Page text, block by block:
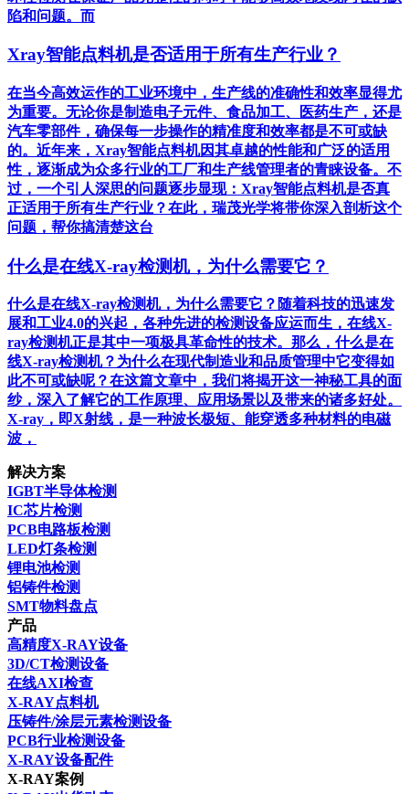
陷和问题。而
Xray智能点料机是否适用于所有生产行业？
在当今高效运作的工业环境中，生产线的准确性和效率显得尤
为重要。无论你是制造电子元件、食品加工、医药生产，还是
汽车零部件，确保每一步操作的精准度和效率都是不可或缺
的。近年来，Xray智能点料机因其卓越的性能和广泛的适用
性，逐渐成为众多行业的工厂和生产线管理者的青睐设备。不
过，一个引人深思的问题逐步显现：Xray智能点料机是否真
正适用于所有生产行业？在此，瑞茂光学将带你深入剖析这个
问题，帮你搞清楚这台
什么是在线X-ray检测机，为什么需要它？
什么是在线X-ray检测机，为什么需要它？随着科技的迅速发
展和工业4.0的兴起，各种先进的检测设备应运而生，在线X-
ray检测机正是其中一项极具革命性的技术。那么，什么是在
线X-ray检测机？为什么在现代制造业和品质管理中它变得如
此不可或缺呢？在这篇文章中，我们将揭开这一神秘工具的面
纱，深入了解它的工作原理、应用场景以及带来的诸多好处。
X-ray，即X射线，是一种波长极短、能穿透多种材料的电磁
波，
解决方案
IGBT半导体检测
IC芯片检测
PCB电路板检测
LED灯条检测
锂电池检测
铝铸件检测
SMT物料盘点
产品
高精度X-RAY设备
3D/CT检测设备
在线AXI检查
X-RAY点料机
压铸件/涂层元素检测设备
PCB行业检测设备
X-RAY设备配件
X-RAY案例